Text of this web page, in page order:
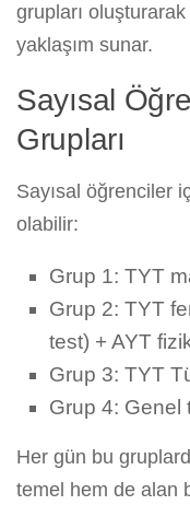
grupları
yaklaşım sunar.
Sayısal
Grupları
Sayısal öğrenciler
olabilir:
Grup 1: TYT
Grup 2: TYT
test) + AYT
Grup 3: TYT
Grup 4: Genel
Her gün bu
temel hem de alan